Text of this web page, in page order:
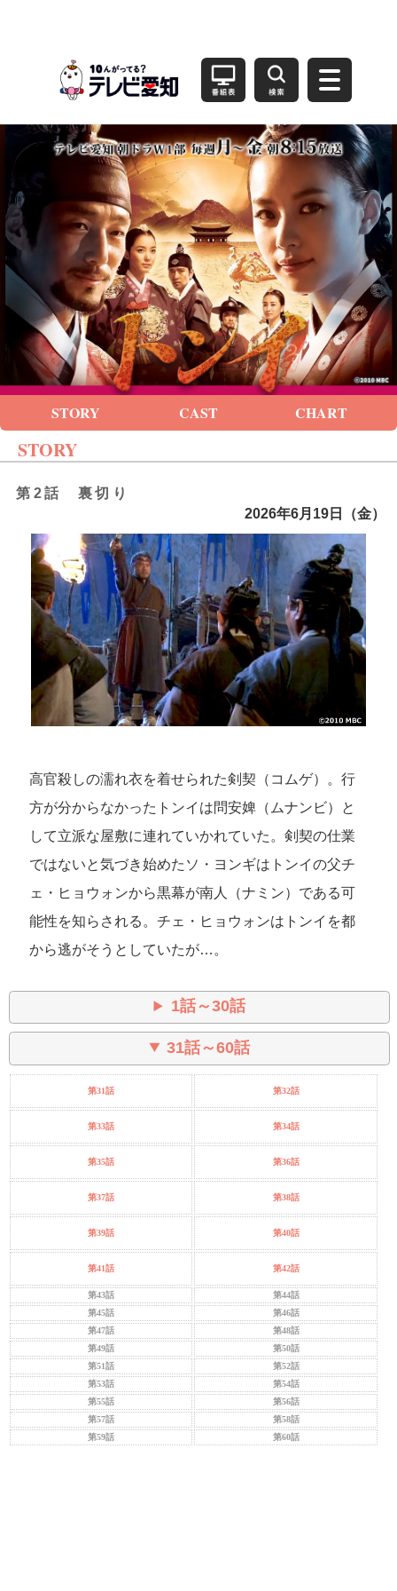
STORY CAST CHART
STORY
第2話 裏切り
2026年6月19日（金）
高官殺しの濡れ衣を着せられた剣契（コムゲ）。行
方が分からなかったトンイは問安婢（ムナンビ）と
して立派な屋敷に連れていかれていた。剣契の仕業
ではないと気づき始めたソ・ヨンギはトンイの父チ
ェ・ヒョウォンから黒幕が南人（ナミン）である可
能性を知らされる。チェ・ヒョウォンはトンイを都
から逃がそうとしていたが…。
1話～30話
31話～60話
第31話 第32話
第33話 第34話
第35話 第36話
第37話 第38話
第39話 第40話
第41話 第42話
第43話
第44話
第45話
第46話
第47話
第48話
第49話
第50話
第51話
第52話
第53話
第54話
第55話
第56話
第57話
第58話
第59話
第60話